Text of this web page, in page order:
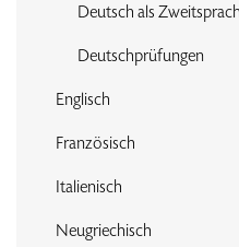
Deutsch als
Deutschprüfungen
Englisch
Französisch
Italienisch
Neugriechisch